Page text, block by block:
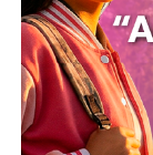
las sedes
próximos días,
beneficiada a
difusión
conocer los
procedimiento.